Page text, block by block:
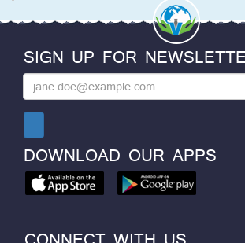
SIGN UP FOR
DOWNLOAD OUR APPS